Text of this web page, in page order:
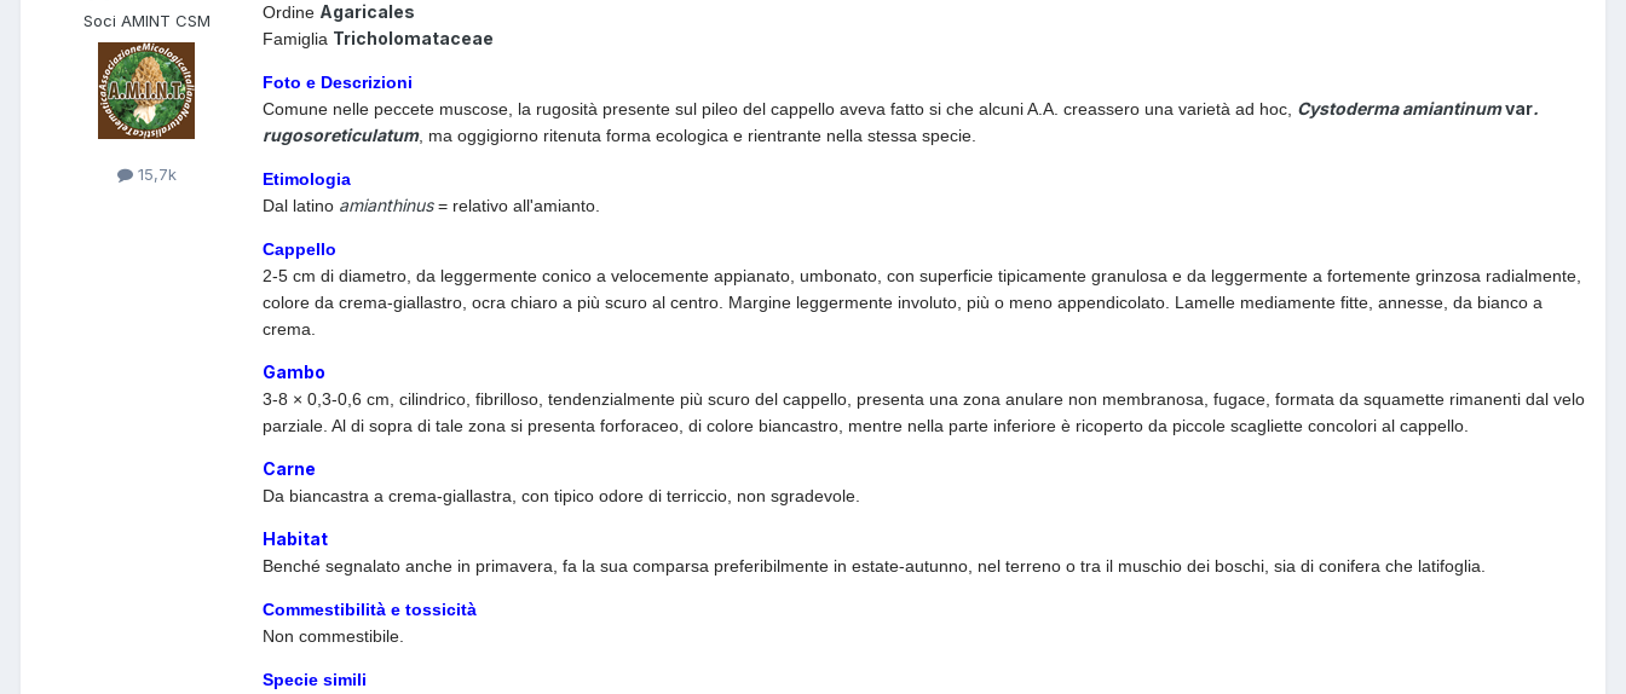
Soci AMINT CSM
15,7k
Ordine Agaricales
Famiglia Tricholomataceae
Foto e Descrizioni
Comune nelle peccete muscose, la rugosità presente sul pileo del cappello aveva fatto si che alcuni A.A. creassero una varietà ad hoc, Cystoderma amiantinumvar.
rugosoreticulatum, ma oggigiorno ritenuta forma ecologica e rientrante nella stessa specie.
Etimologia
Dal latino amianthinus= relativo all'amianto.
Cappello
2-5 cm di diametro, da leggermente conico a velocemente appianato, umbonato, con superficie tipicamente granulosa e da leggermente a fortemente grinzosa radialmente,
colore da crema-giallastro, ocra chiaro a più scuro al centro. Margine leggermente involuto, più o meno appendicolato. Lamelle mediamente fitte, annesse, da bianco a
crema.
Gambo
3-8 × 0,3-0,6 cm, cilindrico, fibrilloso, tendenzialmente più scuro del cappello, presenta una zona anulare non membranosa, fugace, formata da squamette rimanenti dal velo
parziale. Al di sopra di tale zona si presenta forforaceo, di colore biancastro, mentre nella parte inferiore è ricoperto da piccole scagliette concolori al cappello.
Carne
Da biancastra a crema-giallastra, con tipico odore di terriccio, non sgradevole.
Habitat
Benché segnalato anche in primavera, fa la sua comparsa preferibilmente in estate-autunno, nel terreno o tra il muschio dei boschi, sia di conifera che latifoglia.
Commestibilità e tossicità
Non commestibile.
Specie simili